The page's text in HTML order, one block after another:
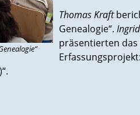
Thomas Kraft
Genealogie“.
präsentierten das